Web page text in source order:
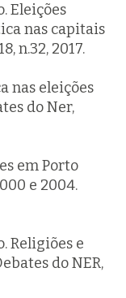
Eleições
nas capitais
n.32, 2017.
nas eleições
do Ner,
em Porto
e 2004.
Religiões e
do NER,